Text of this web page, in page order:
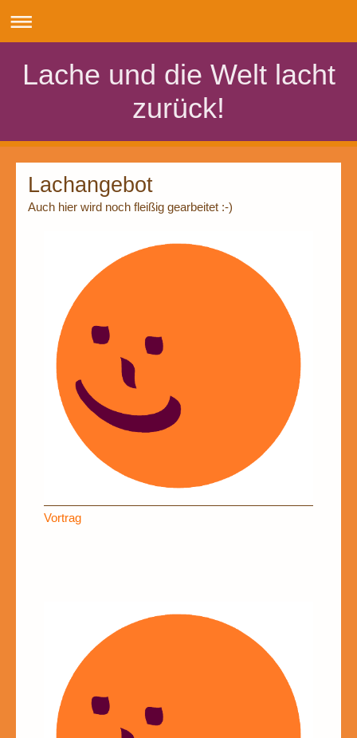
Lache und die Welt lacht
zurück!
Lachangebot
Auch hier wird noch fleißig gearbeitet :-)
Vortrag